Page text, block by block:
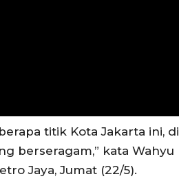
titik Kota Jakarta ini, di
berseragam,” kata Wahyu
Jaya, Jumat (22/5).